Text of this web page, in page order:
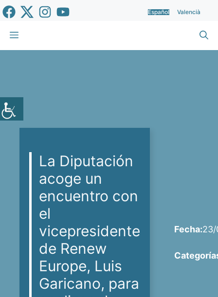
Saltar
al
contenido
Español Valencià
Menú
La Diputación
acoge un
encuentro con
el
vicepresidente
de Renew
Europe, Luis
Garicano, para
Fecha:23/